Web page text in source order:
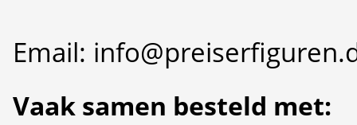
Email:
Vaak samen besteld met: